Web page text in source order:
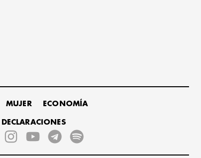
MUJER ECONOMÍA
DECLARACIONES